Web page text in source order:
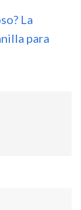
La
para